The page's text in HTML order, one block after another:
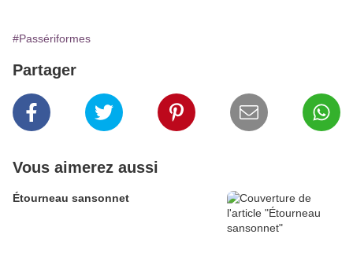
#Passériformes
Partager
Vous aimerez aussi
Étourneau sansonnet